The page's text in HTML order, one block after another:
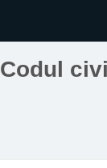
Codul